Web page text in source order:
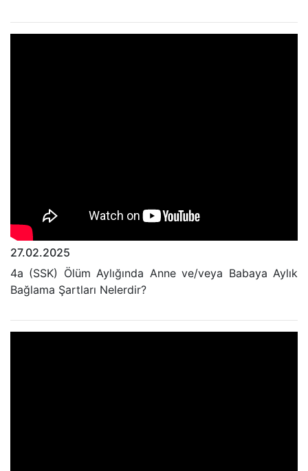
27.02.2025
4a (SSK) Ölüm Aylığında Anne ve/veya Babaya Aylık
Bağlama Şartları Nelerdir?